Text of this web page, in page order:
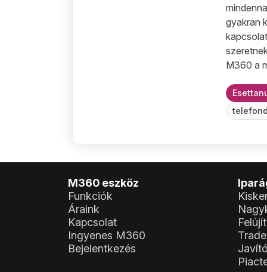
gyakran
M360 a
M360 eszköz
Funkciók
Áraink
Kapcsolat
Ingyenes M360
Bejelentkezés